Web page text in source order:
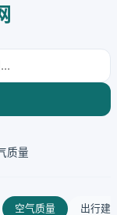
质量
空气质量 出行建